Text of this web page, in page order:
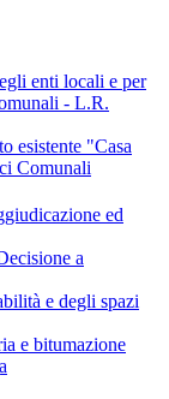
enti locali e per
- L.R.
esistente "Casa
Comunali
ed
a
e degli spazi
e bitumazione